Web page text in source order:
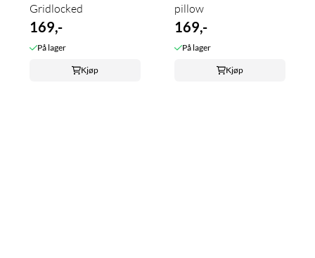
Gridlocked
169,-
På lager
Kjøp
pillow
169,-
På lager
Kjøp